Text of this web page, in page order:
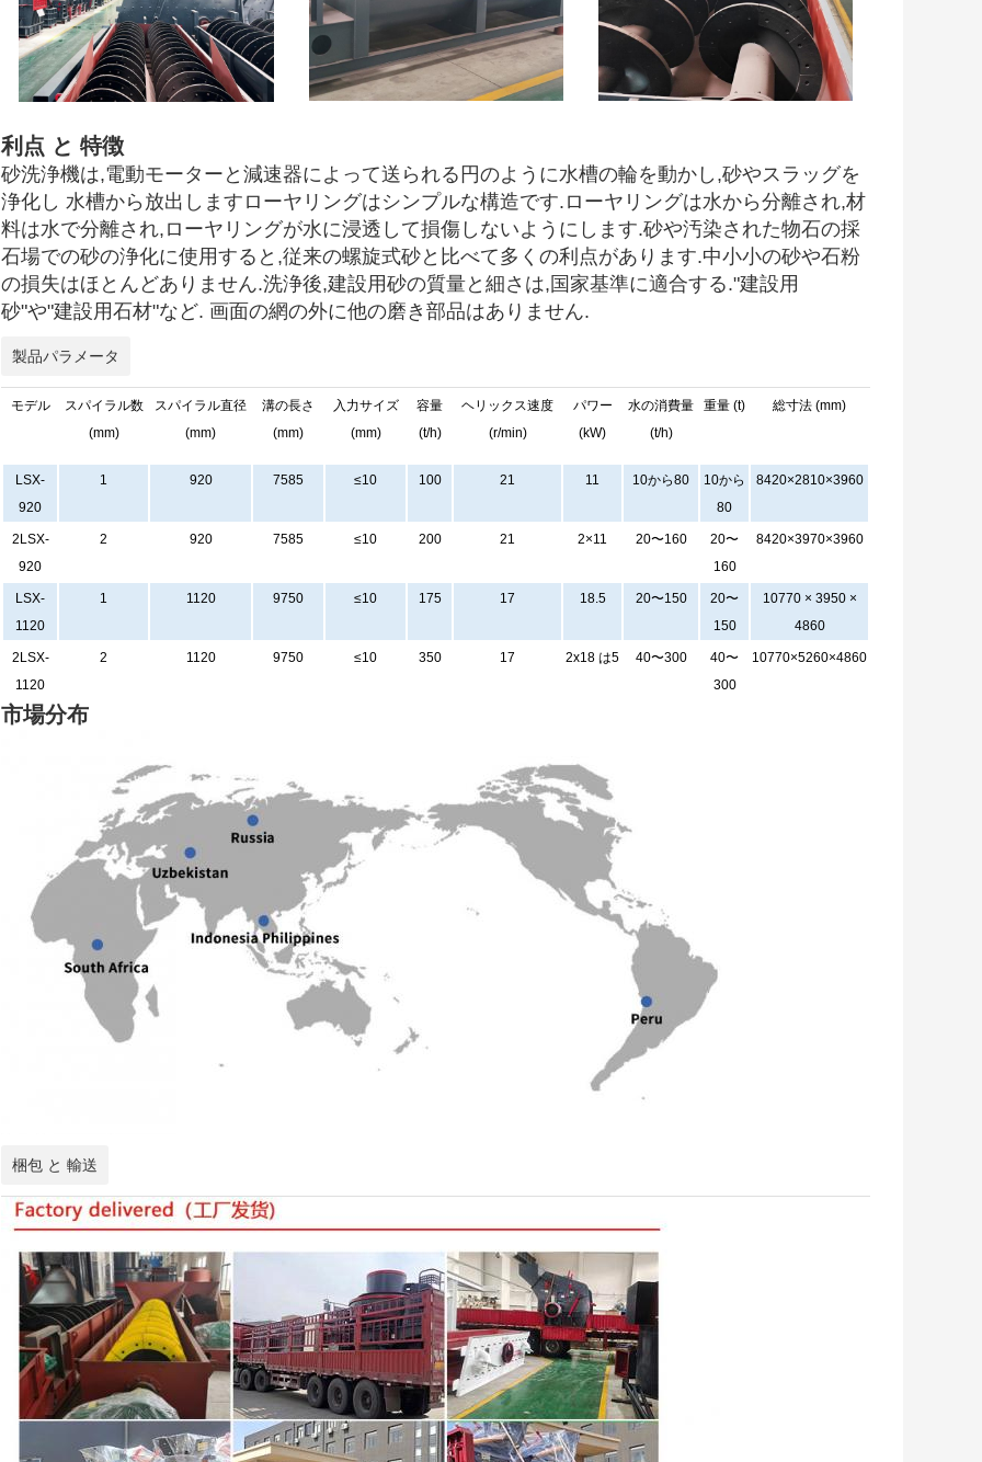
利点 と 特徴
砂洗浄機は,電動モーターと減速器によって送られる円のように水槽の輪を動かし,砂やスラッグを
浄化し 水槽から放出しますローヤリングはシンプルな構造です.ローヤリングは水から分離され,材
料は水で分離され,ローヤリングが水に浸透して損傷しないようにします.砂や汚染された物石の採
石場での砂の浄化に使用すると,従来の螺旋式砂と比べて多くの利点があります.中小小の砂や石粉
の損失はほとんどありません.洗浄後,建設用砂の質量と細さは,国家基準に適合する."建設用
砂"や"建設用石材"など. 画面の網の外に他の磨き部品はありません.
製品パラメータ
モデル
スパイラル数
(mm)
スパイラル直径
(mm)
溝の長さ
(mm)
入力サイズ
(mm)
容量
(t/h)
ヘリックス速度
(r/min)
パワー
(kW)
水の消費量
(t/h)
重量 (t) 総寸法 (mm)
LSX-
920
1 920 7585 ≤10 100 21 11 10から80
10から
80
8420×2810×3960
2LSX-
920
2 920 7585 ≤10 200 21 2×11 20〜160
20〜
160
8420×3970×3960
LSX-
1120
1 1120 9750 ≤10 175 17 18.5 20〜150
20〜
150
10770 × 3950 ×
4860
2LSX-
1120
2 1120 9750 ≤10 350 17 2x18 は5 40〜300
40〜
300
10770×5260×4860
市場分布
梱包 と 輸送